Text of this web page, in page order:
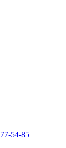
54-85